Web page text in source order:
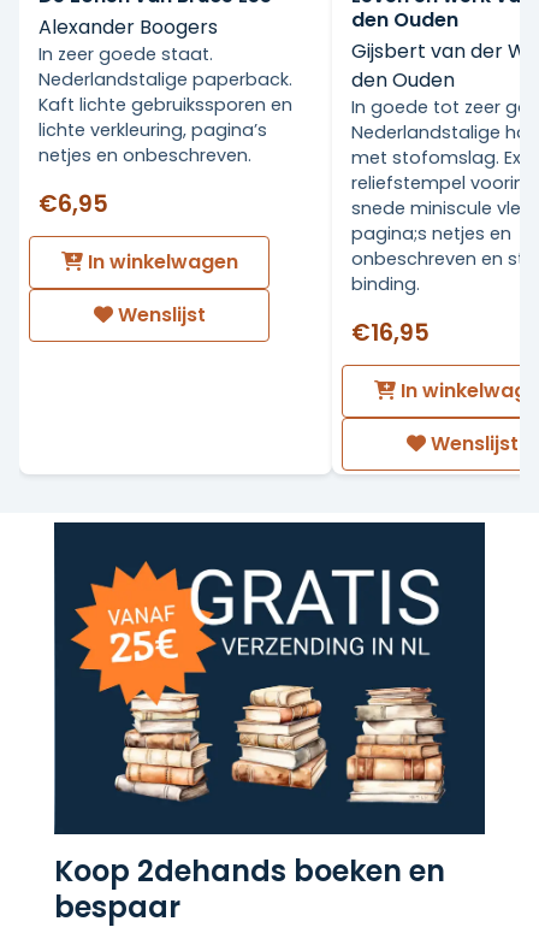
Alexander Boogers
In zeer goede staat.
Nederlandstalige paperback.
Kaft lichte gebruikssporen en
lichte verkleuring, pagina’s
netjes en onbeschreven.
€6,95
In winkelwagen
Wenslijst
den Ouden
Gijsbert van der
den Ouden
In goede tot zeer
Nederlandstalige
met stofomslag. Ex
reliefstempel voorin.
snede miniscule
pagina;s netjes en
onbeschreven en
binding.
€16,95
In
Wenslijst
Koop 2dehands boeken en
bespaar